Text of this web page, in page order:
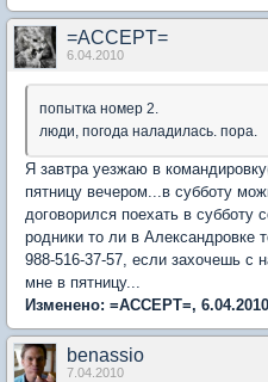
=ACCEPT=
6.04.2010
попытка номер 2.
люди, погода наладилась. пора.
Я завтра уезжаю в
пятницу вечером...в субботу
договорился поехать в субботу
родники то ли в Александровке
988-516-37-57, если захочешь с
мне в пятницу...
Изменено: =ACCEPT=,
benassio
7.04.2010